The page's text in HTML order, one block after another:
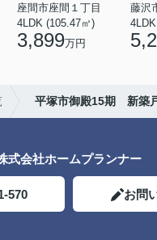
座間市座間１丁目
4LDK (105.47㎡)
3,899万円
藤沢
平塚市御殿15期 新築
式会社ホームプランナー
570 お問